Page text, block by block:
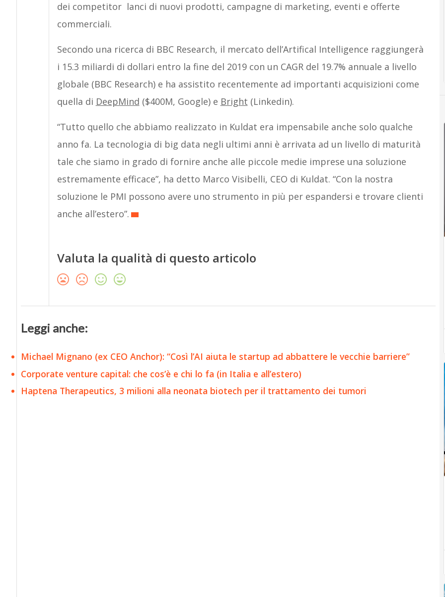
dei competitor ­ lanci di nuovi prodotti, campagne di marketing, eventi e offerte
commerciali.
Secondo una ricerca di BBC Research, il mercato dell’Artifical Intelligence raggiungerà
i 15.3 miliardi di dollari entro la fine del 2019 con un CAGR del 19.7% annuale a livello
globale (BBC Research) e ha assistito recentemente ad importanti acquisizioni come
quella di DeepMind ($400M, Google) e Bright (Linkedin).
“Tutto quello che abbiamo realizzato in Kuldat era impensabile anche solo qualche
anno fa. La tecnologia di big data negli ultimi anni è arrivata ad un livello di maturità
tale che siamo in grado di fornire anche alle piccole medie imprese una soluzione
estremamente efficace”, ha detto Marco Visibelli, CEO di Kuldat. “Con la nostra
soluzione le PMI possono avere uno strumento in più per espandersi e trovare clienti
anche all’estero”.
Valuta la qualità di questo articolo
Leggi anche:
Michael Mignano (ex CEO Anchor): “Così l’AI aiuta le startup ad abbattere le vecchie barriere”
Corporate venture capital: che cos’è e chi lo fa (in Italia e all’estero)
Haptena Therapeutics, 3 milioni alla neonata biotech per il trattamento dei tumori